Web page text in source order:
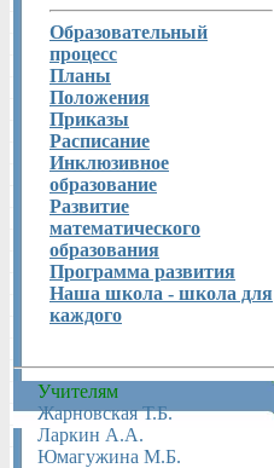
Образовательный
процесс
Планы
Положения
Приказы
Расписание
Инклюзивное
образование
Развитие
математического
образования
Программа развития
Наша школа - школа для
каждого
Учителям
Жарновская Т.Б.
Ларкин А.А.
Юмагужина М.Б.